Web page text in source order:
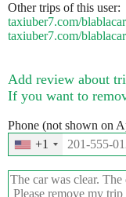
Other trips of this user:
taxiuber7.com/
taxiuber7.com/
Add review about
If you want to
Phone (not shown on
+1